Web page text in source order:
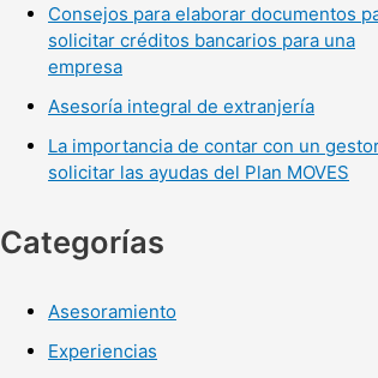
Consejos para elaborar documentos
solicitar créditos bancarios para una
empresa
Asesoría integral de extranjería
La importancia de contar con un
solicitar las ayudas del Plan MOVES
Categorías
Asesoramiento
Experiencias